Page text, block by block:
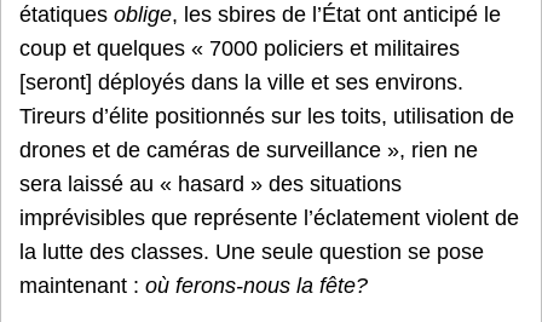
étatiques oblige, les sbires de l’État ont anticipé le
coup et quelques « 7000 policiers et militaires
[seront] déployés dans la ville et ses environs.
Tireurs d’élite positionnés sur les toits, utilisation de
drones et de caméras de surveillance », rien ne
sera laissé au « hasard » des situations
imprévisibles que représente l’éclatement violent de
la lutte des classes. Une seule question se pose
maintenant : où ferons-nous la fête?